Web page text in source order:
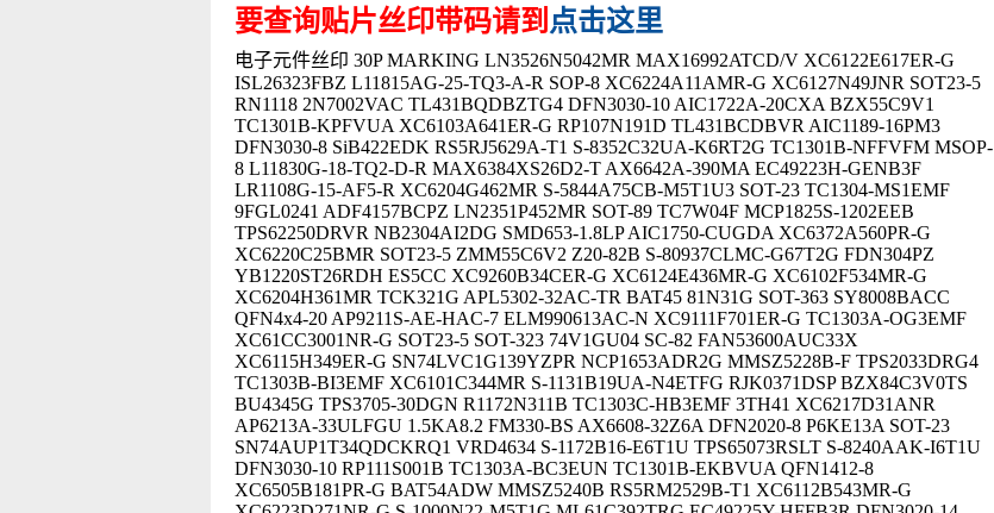
要查询贴片丝印带码请到 点击这里
电子元件丝印 30P MARKING LN3526N5042MR MAX16992ATCD/V XC6122E617ER-G
ISL26323FBZ L11815AG-25-TQ3-A-R SOP-8 XC6224A11AMR-G XC6127N49JNR SOT23-5
RN1118 2N7002VAC TL431BQDBZTG4 DFN3030-10 AIC1722A-20CXA BZX55C9V1
TC1301B-KPFVUA XC6103A641ER-G RP107N191D TL431BCDBVR AIC1189-16PM3
DFN3030-8 SiB422EDK RS5RJ5629A-T1 S-8352C32UA-K6RT2G TC1301B-NFFVFM MSOP-
8 L11830G-18-TQ2-D-R MAX6384XS26D2-T AX6642A-390MA EC49223H-GENB3F
LR1108G-15-AF5-R XC6204G462MR S-5844A75CB-M5T1U3 SOT-23 TC1304-MS1EMF
9FGL0241 ADF4157BCPZ LN2351P452MR SOT-89 TC7W04F MCP1825S-1202EEB
TPS62250DRVR NB2304AI2DG SMD653-1.8LP AIC1750-CUGDA XC6372A560PR-G
XC6220C25BMR SOT23-5 ZMM55C6V2 Z20-82B S-80937CLMC-G67T2G FDN304PZ
YB1220ST26RDH ES5CC XC9260B34CER-G XC6124E436MR-G XC6102F534MR-G
XC6204H361MR TCK321G APL5302-32AC-TR BAT45 81N31G SOT-363 SY8008BACC
QFN4x4-20 AP9211S-AE-HAC-7 ELM990613AC-N XC9111F701ER-G TC1303A-OG3EMF
XC61CC3001NR-G SOT23-5 SOT-323 74V1GU04 SC-82 FAN53600AUC33X
XC6115H349ER-G SN74LVC1G139YZPR NCP1653ADR2G MMSZ5228B-F TPS2033DRG4
TC1303B-BI3EMF XC6101C344MR S-1131B19UA-N4ETFG RJK0371DSP BZX84C3V0TS
BU4345G TPS3705-30DGN R1172N311B TC1303C-HB3EMF 3TH41 XC6217D31ANR
AP6213A-33ULFGU 1.5KA8.2 FM330-BS AX6608-32Z6A DFN2020-8 P6KE13A SOT-23
SN74AUP1T34QDCKRQ1 VRD4634 S-1172B16-E6T1U TPS65073RSLT S-8240AAK-I6T1U
DFN3030-10 RP111S001B TC1303A-BC3EUN TC1301B-EKBVUA QFN1412-8
XC6505B181PR-G BAT54ADW MMSZ5240B RS5RM2529B-T1 XC6112B543MR-G